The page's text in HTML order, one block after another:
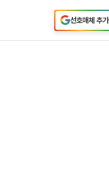
선호매체 추가